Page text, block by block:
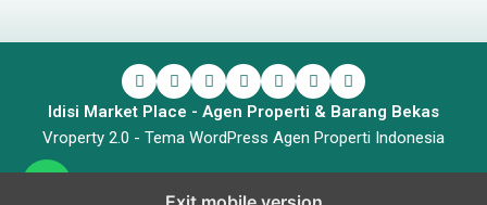
Idisi Market Place - Agen Properti & Barang Bekas
Vroperty 2.0 - Tema WordPress Agen Properti Indonesia